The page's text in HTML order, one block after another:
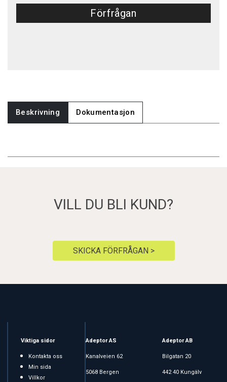
Förfrågan
Beskrivning Dokumentasjon
VILL DU BLI KUND?
SKICKA FÖRFRÅGAN >
Viktiga sidor
Kontakta oss
Min sida
Villkor
Adeptor AS
Kanalveien 62
5068 Bergen
Adeptor AB
Bilgatan 20
442 40 Kungälv